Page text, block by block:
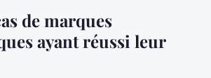
de marques
ayant réussi leur